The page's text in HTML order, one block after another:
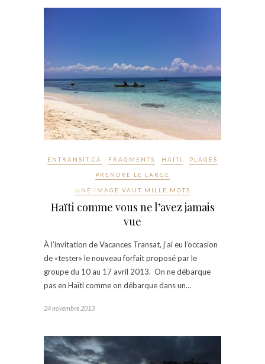
ENTRANSIT.CA FRAGMENTS HAÏTI PLAGES
PRENDRE LE LARGE
UNE IMAGE VAUT MILLE MOTS
Haïti comme vous ne l’avez jamais
vue
À l’invitation de Vacances Transat, j’ai eu l’occasion
de «tester» le nouveau forfait proposé par le
groupe du 10 au 17 avril 2013. On ne débarque
pas en Haïti comme on débarque dans un…
24 novembre 2013